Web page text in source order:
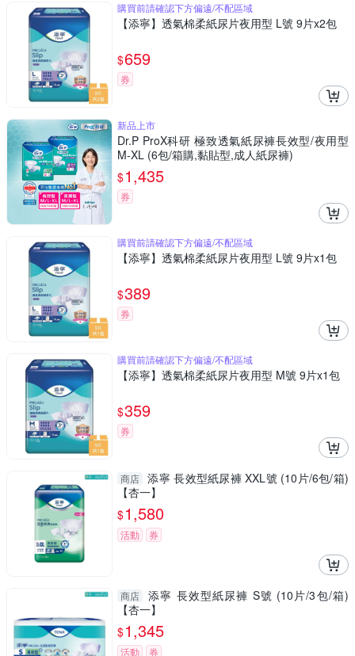
購買前請確認下方偏遠/不配區域
【添寧】透氣棉柔紙尿片夜用型 L號 9片x2包
$659
券
新品上市
Dr.P ProX科研 極致透氣紙尿褲長效型/夜用型
M-XL (6包/箱購,黏貼型,成人紙尿褲)
$1,435
券
購買前請確認下方偏遠/不配區域
【添寧】透氣棉柔紙尿片夜用型 L號 9片x1包
$389
券
購買前請確認下方偏遠/不配區域
【添寧】透氣棉柔紙尿片夜用型 M號 9片x1包
$359
券
商店 添寧 長效型紙尿褲 XXL號 (10片/6包/箱)
【杏一】
$1,580
活動 券
商店
添寧 長效型紙尿褲 S號 (10片/3包/箱)
【杏一】
$1,345
活動 券